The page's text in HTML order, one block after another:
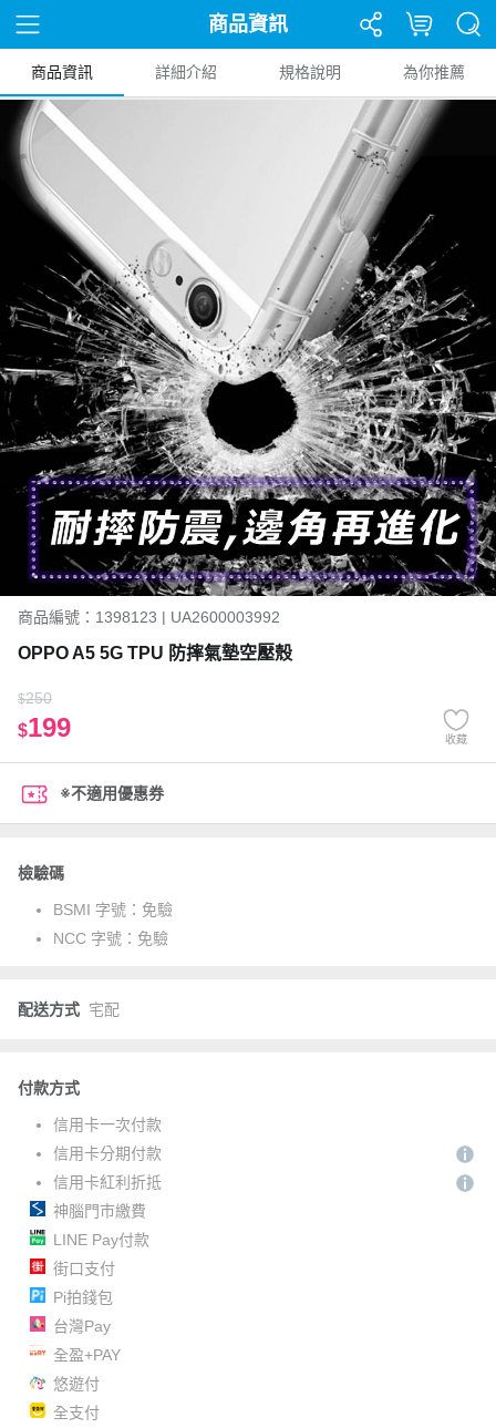
商品資訊
商品資訊 詳細介紹 規格說明 為你推薦
商品編號：1398123 | UA2600003992
OPPO A5 5G TPU 防摔氣墊空壓殼
$250
$199 收藏
※不適用優惠券
檢驗碼
BSMI 字號： 免驗
NCC 字號： 免驗
配送方式 宅配
付款方式
信用卡一次付款
信用卡分期付款
信用卡紅利折抵
神腦門市繳費
LINE Pay付款
街口支付
Pi拍錢包
台灣Pay
全盈+PAY
悠遊付
全支付